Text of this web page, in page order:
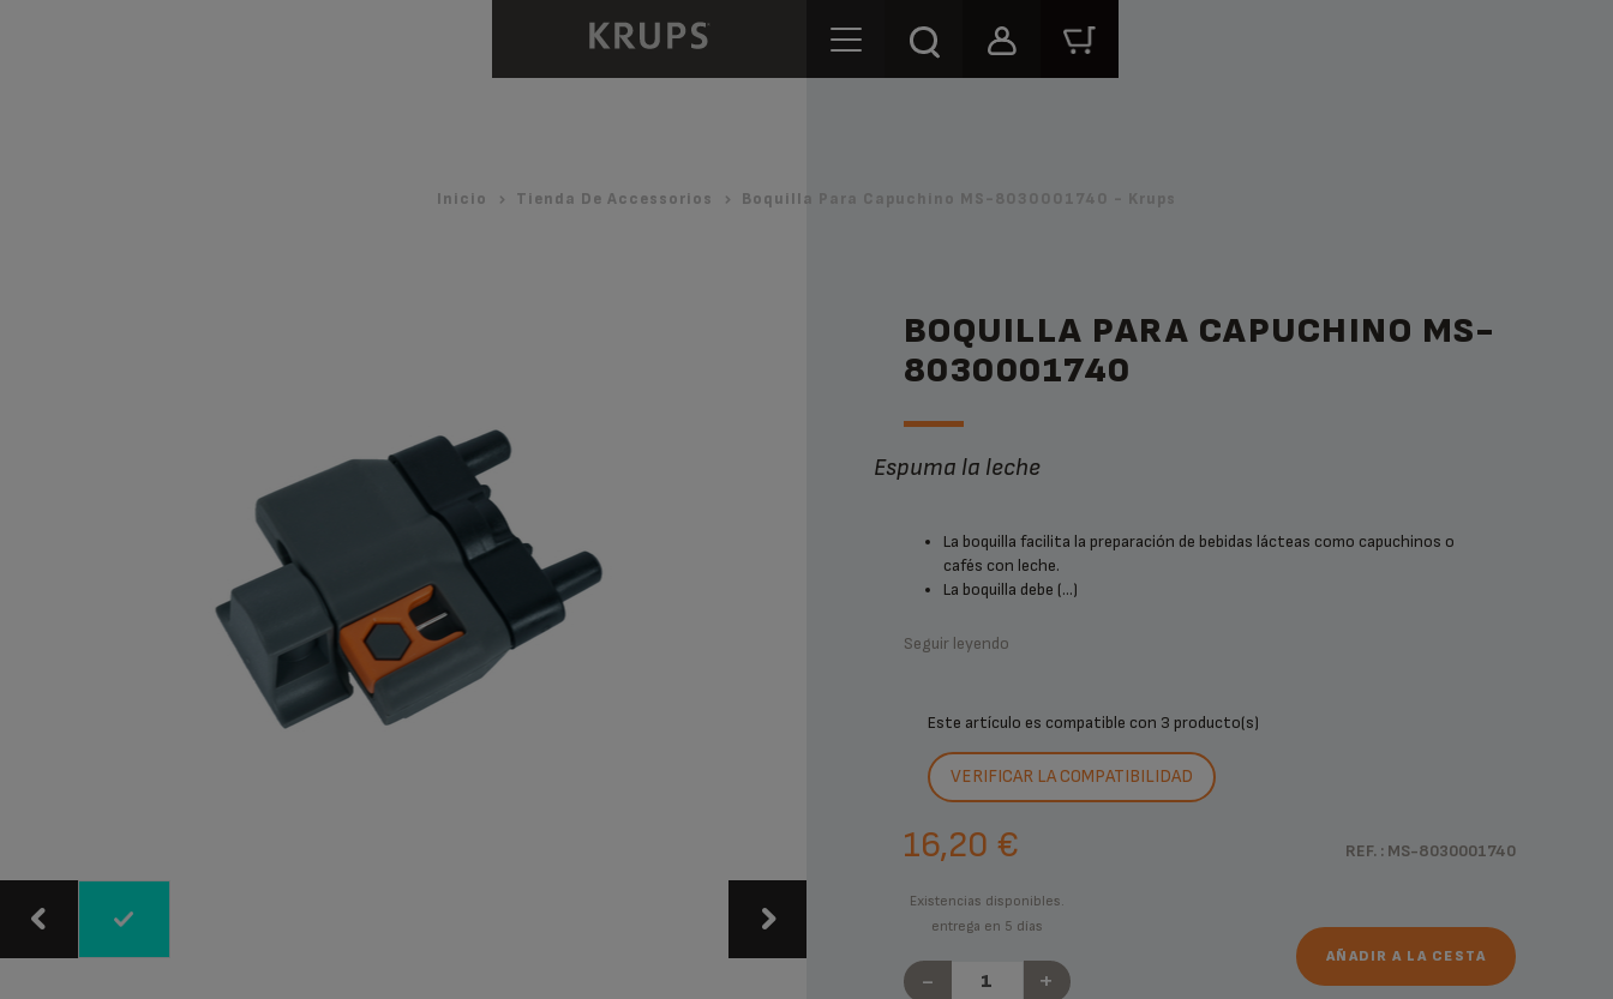
Inicio Tienda De Accessorios Boquilla Para Capuchino MS-8030001740 - Krups
BOQUILLA PARA CAPUCHINO MS-
8030001740
Espuma la leche
La boquilla facilita la preparación de bebidas lácteas como capuchinos o
cafés con leche.
La boquilla debe (...)
Seguir leyendo
Este artículo es compatible con 3 producto(s)
VERIFICAR LA COMPATIBILIDAD
REF. : MS-8030001740
16,20 €
Existencias disponibles.
entrega en 5 días
- +
AÑADIR A LA CESTA